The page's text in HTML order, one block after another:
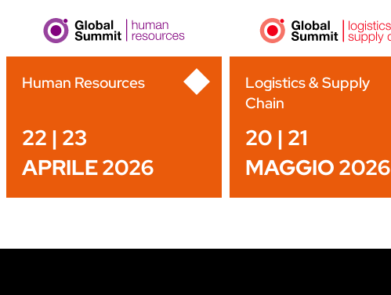
Human Resources
22 | 23
APRILE 2026
Logistics & Supply
Chain
20 | 21
MAGGIO 2026